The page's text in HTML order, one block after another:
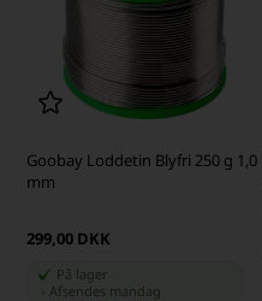
Goobay Loddetin Blyfri 250 g 1,0
mm
299,00 DKK
På lager
Afsendes mandag